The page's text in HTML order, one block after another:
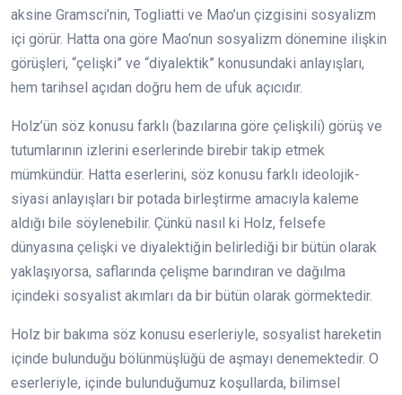
aksine Gramsci’nin, Togliatti ve Mao’un çizgisini sosyalizm
içi görür. Hatta ona göre Mao’nun sosyalizm dönemine ilişkin
görüşleri, “çelişki” ve “diyalektik” konusundaki anlayışları,
hem tarihsel açıdan doğru hem de ufuk açıcıdır.
Holz’ün söz konusu farklı (bazılarına göre çelişkili) görüş ve
tutumlarının izlerini eserlerinde birebir takip etmek
mümkündür. Hatta eserlerini, söz konusu farklı ideolojik-
siyasi anlayışları bir potada birleştirme amacıyla kaleme
aldığı bile söylenebilir. Çünkü nasıl ki Holz, felsefe
dünyasına çelişki ve diyalektiğin belirlediği bir bütün olarak
yaklaşıyorsa, saflarında çelişme barındıran ve dağılma
içindeki sosyalist akımları da bir bütün olarak görmektedir.
Holz bir bakıma söz konusu eserleriyle, sosyalist hareketin
içinde bulunduğu bölünmüşlüğü de aşmayı denemektedir. O
eserleriyle, içinde bulunduğumuz koşullarda, bilimsel